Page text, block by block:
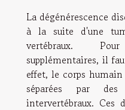
La dégénérescence
à la suite d'une
vertébraux.
supplémentaires, il
effet, le corps
séparées par des
intervertébraux. Ces